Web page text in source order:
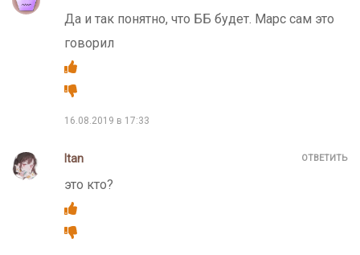
Да и так понятно, что ББ будет. Марс сам это
говорил
16.08.2019 в 17:33
Itan
это кто?
ОТВЕТИТЬ